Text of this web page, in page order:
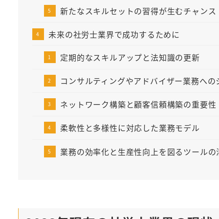
新たなスキルセットの習得が生むチャンス
未来の社労士業界で成功するために
定期的なスキルアップと法知識の更新
コンサルティングやアドバイザー業務への
ネットワーク構築と顧客信頼構築の重要性
柔軟性と多様性に対応した業務モデル
業務の効率化と生産性向上を図るツールの